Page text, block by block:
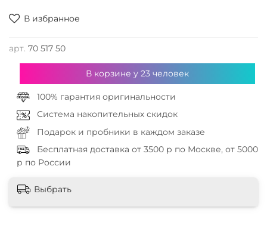
В избранное
арт. 70 517 50
В корзине у 23 человек
100% гарантия оригинальности
Система накопительных скидок
Подарок и пробники в каждом заказе
Бесплатная доставка от 3500 р по Москве, от 5000
р по России
Выбрать